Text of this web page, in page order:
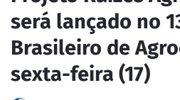
será lançado no
Brasileiro de
sexta-feira (17)